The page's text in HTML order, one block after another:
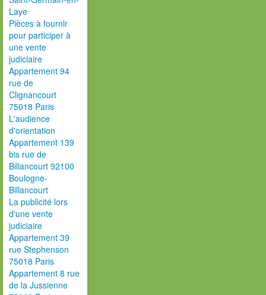
Laye
Pièces à fournir
pour participer à
une vente
judiciaire
Appartement 94
rue de
Clignancourt
75018 Paris
L'audience
d'orientation
Appartement 139
bis rue de
Billancourt 92100
Boulogne-
Billancourt
La publicité lors
d'une vente
judiciaire
Appartement 39
rue Stephenson
75018 Paris
Appartement 8 rue
de la Jussienne